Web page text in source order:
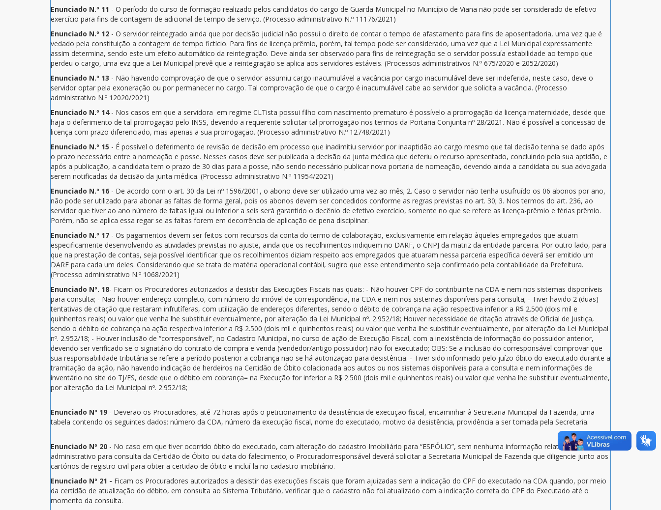
Enunciado N.º 11 - O período do curso de formação realizado pelos candidatos do cargo de Guarda Municipal no Município de Viana não pode ser considerado de efetivo
exercício para fins de contagem de adicional de tempo de serviço. (Processo administrativo N.º 11176/2021)
Enunciado N.º 12 - O servidor reintegrado ainda que por decisão judicial não possui o direito de contar o tempo de afastamento para fins de aposentadoria, uma vez que é
vedado pela constituição a contagem de tempo fictício. Para fins de licença prêmio, porém, tal tempo pode ser considerado, uma vez que a Lei Municipal expressamente
assim determina, sendo este um efeito automático da reintegração. Deve ainda ser observado para fins de reintegração se o servidor possuía estabilidade ao tempo que
perdeu o cargo, uma evz que a Lei Municipal prevê que a reintegração se aplica aos servidores estáveis. (Processos administrativos N.º 675/2020 e 2052/2020)
Enunciado N.º 13 - Não havendo comprovação de que o servidor assumiu cargo inacumulável a vacância por cargo inacumulável deve ser indeferida, neste caso, deve o
servidor optar pela exoneração ou por permanecer no cargo. Tal comprovação de que o cargo é inacumulável cabe ao servidor que solicita a vacância. (Processo
administrativo N.º 12020/2021)
Enunciado N.º 14- Nos casos em que a servidora em regime CLTista possui filho com nascimento prematuro é possívelo a prorrogação da licença maternidade, desde que
haja o deferimento de tal prorrogação pelo INSS, devendo a requerente solicitar tal prorrogação nos termos da Portaria Conjunta nº 28/2021. Não é possível a concessão de
licença com prazo diferenciado, mas apenas a sua prorrogação. (Processo administrativo N.º 12748/2021)
Enunciado N.º 15 - É possível o deferimento de revisão de decisão em processo que inadimitiu servidor por inaaptidão ao cargo mesmo que tal decisão tenha se dado após
o prazo necessário entre a nomeação e posse. Nesses casos deve ser publicada a decisão da junta médica que deferiu o recurso apresentado, concluindo pela sua aptidão, e
após a publicação, a candidata tem o prazo de 30 dias para a posse, não sendo necessário publicar nova portaria de nomeação, devendo ainda a candidata ou sua advogada
serem notificadas da decisão da junta médica. (Processo administrativo N.º 11954/2021)
Enunciado N.º 16 - De acordo com o art. 30 da Lei nº 1596/2001, o abono deve ser utilizado uma vez ao mês; 2. Caso o servidor não tenha usufruído os 06 abonos por ano,
não pode ser utilizado para abonar as faltas de forma geral, pois os abonos devem ser concedidos conforme as regras previstas no art. 30; 3. Nos termos do art. 236, ao
servidor que tiver ao ano número de faltas igual ou inferior a seis será garantido o decênio de efetivo exercício, somente no que se refere as licença-prêmio e férias prêmio.
Porém, não se aplica essa regar se as faltas forem em decorrência de aplicação de pena disciplinar.
Enunciado N.º 17 - Os pagamentos devem ser feitos com recursos da conta do termo de colaboração, exclusivamente em relação àqueles empregados que atuam
especificamente desenvolvendo as atividades previstas no ajuste, ainda que os recolhimentos indiquem no DARF, o CNPJ da matriz da entidade parceira. Por outro lado, para
que na prestação de contas, seja possível identificar que os recolhimentos diziam respeito aos empregados que atuaram nessa parceria específica deverá ser emitido um
DARF para cada um deles. Considerando que se trata de matéria operacional contábil, sugiro que esse entendimento seja confirmado pela contabilidade da Prefeitura.
(Processo administrativo N.º 1068/2021)
Enunciado Nº. 18- Ficam os Procuradores autorizados a desistir das Execuções Fiscais nas quais: - Não houver CPF do contribuinte na CDA e nem nos sistemas disponíveis
para consulta; - Não houver endereço completo, com número do imóvel de correspondência, na CDA e nem nos sistemas disponíveis para consulta; - Tiver havido 2 (duas)
tentativas de citação que restaram infrutíferas, com utilização de endereços diferentes, sendo o débito de cobrança na ação respectiva inferior a R$ 2.500 (dois mil e
quinhentos reais) ou valor que venha lhe substituir eventualmente, por alteração da Lei Municipal nº. 2.952/18; Houver necessidade de citação através de Oficial de Justiça,
sendo o débito de cobrança na ação respectiva inferior a R$ 2.500 (dois mil e quinhentos reais) ou valor que venha lhe substituir eventualmente, por alteração da Lei Municipal
nº. 2.952/18; - Houver inclusão de “corresponsável”, no Cadastro Municipal, no curso de ação de Execução Fiscal, com a inexistência de informação do possuidor anterior,
devendo ser verificado se o signatário do contrato de compra e venda (vendedor/antigo possuidor) não foi executado; OBS: Se a inclusão do corresponsável comprovar que
sua responsabilidade tributária se refere a período posterior a cobrança não se há autorização para desistência. - Tiver sido informado pelo juízo óbito do executado durante a
tramitação da ação, não havendo indicação de herdeiros na Certidão de Óbito colacionada aos autos ou nos sistemas disponíveis para a consulta e nem informações de
inventário no site do TJ/ES, desde que o débito em cobrança= na Execução for inferior a R$ 2.500 (dois mil e quinhentos reais) ou valor que venha lhe substituir eventualmente,
por alteração da Lei Municipal nº. 2.952/18;
Enunciado Nº 19 - Deverão os Procuradores, até 72 horas após o peticionamento da desistência de execução fiscal, encaminhar à Secretaria Municipal da Fazenda, uma
tabela contendo os seguintes dados: número da CDA, número da execução fiscal, nome do executado, motivo da desistência, providência a ser tomada pela Secretaria.
Enunciado Nº 20 - No caso em que tiver ocorrido óbito do executado, com alteração do cadastro Imobiliário para “ESPÓLIO”, sem nenhuma informação relativa ao Processo
administrativo para consulta da Certidão de Óbito ou data do falecimento; o Procuradorresponsável deverá solicitar a Secretaria Municipal de Fazenda que diligencie junto aos
cartórios de registro civil para obter a certidão de óbito e incluí-la no cadastro imobiliário.
Enunciado Nº 21 - Ficam os Procuradores autorizados a desistir das execuções fiscais que foram ajuizadas sem a indicação do CPF do executado na CDA quando, por meio
da certidão de atualização do débito, em consulta ao Sistema Tributário, verificar que o cadastro não foi atualizado com a indicação correta do CPF do Executado até o
momento da consulta.